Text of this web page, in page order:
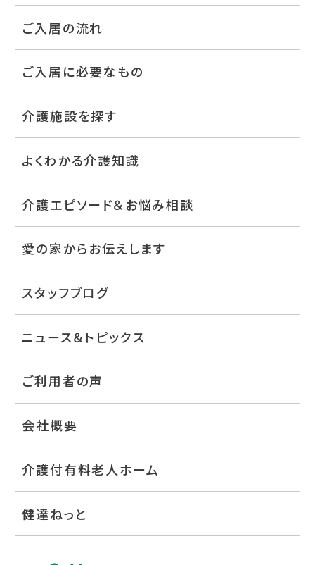
ご入居の流れ
ご入居に必要なもの
介護施設を探す
よくわかる介護知識
介護エピソード＆お悩み相談
愛の家からお伝えします
スタッフブログ
ニュース＆トピックス
ご利用者の声
会社概要
介護付有料老人ホーム
健達ねっと